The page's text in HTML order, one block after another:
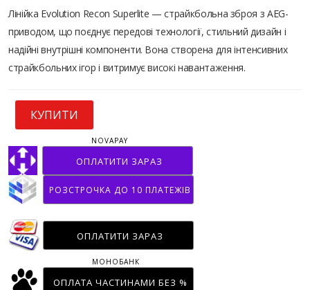
Лінійка Evolution Recon Superlite — страйкбольна зброя з AEG-
приводом, що поєднує передові технології, стильний дизайн і
надійні внутрішні компоненти. Вона створена для інтенсивних
страйкбольних ігор і витримує високі навантаження.
КУПИТИ
ОПЛАТИТИ ЗАРАЗ
NOVAPAY
РОЗСТРОЧКА ДО 10 ПЛАТЕЖІВ
ОПЛАТИТИ ЗАРАЗ
ОПЛАТА ЧАСТИНАМИ БЕЗ %
МОНОБАНК